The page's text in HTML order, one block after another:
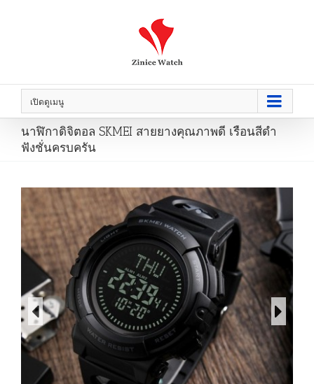
เปิดดูเมนู
นาฬิกาดิจิตอล SKMEI สายยางคุณภาพดี เรือนสีดำ
ฟังชั่นครบครัน